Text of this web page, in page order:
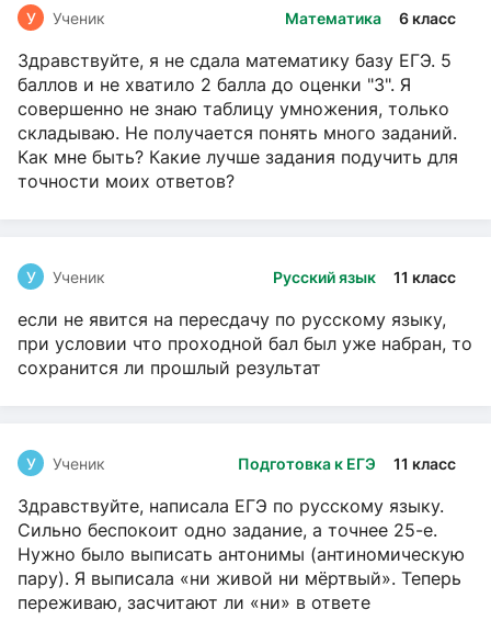
Математика 6 класс
У Ученик
Здравствуйте, я не сдала математику базу ЕГЭ. 5
баллов и не хватило 2 балла до оценки "3". Я
совершенно не знаю таблицу умножения, только
складываю. Не получается понять много заданий.
Как мне быть? Какие лучше задания подучить для
точности моих ответов?
Русский язык 11 класс
У Ученик
если не явится на пересдачу по русскому языку,
при условии что проходной бал был уже набран, то
сохранится ли прошлый результат
Подготовка к ЕГЭ 11 класс
У Ученик
Здравствуйте, написала ЕГЭ по русскому языку.
Сильно беспокоит одно задание, а точнее 25-е.
Нужно было выписать антонимы (антиномическую
пару). Я выписала «ни живой ни мёртвый». Теперь
переживаю, засчитают ли «ни» в ответе